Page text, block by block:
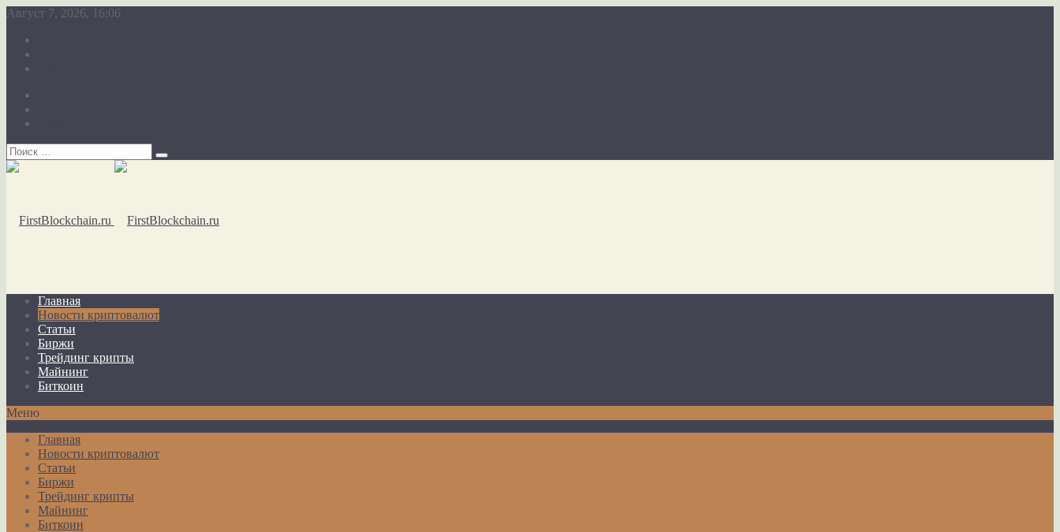
Август 7, 2026, 16:06
Главная
Новости криптовалют
Статьи
Биржи
Трейдинг крипты
Майнинг
Биткоин
Меню
Главная
Новости криптовалют
Статьи
Биржи
Трейдинг крипты
Майнинг
Биткоин